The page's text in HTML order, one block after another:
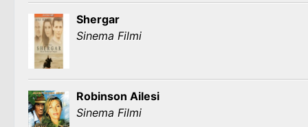
Shergar
Sinema Filmi
Robinson Ailesi
Sinema Filmi